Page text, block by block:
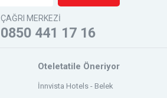
ÇAĞRI MERKEZİ
0850 441 17 16
Oteletatile Öneriyor
İnnvista Hotels - Belek